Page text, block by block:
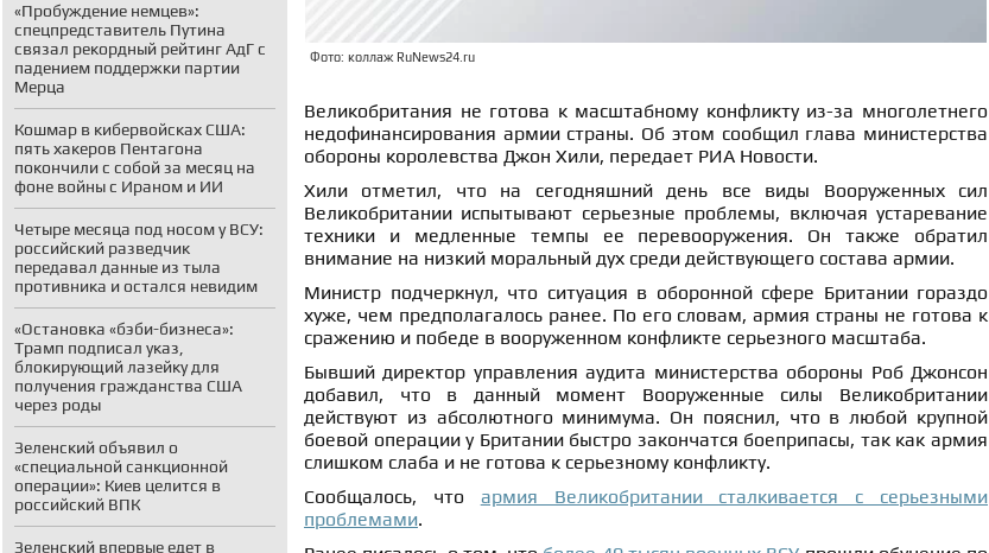
«Пробуждение немцев»:
спецпредставитель Путина
связал рекордный рейтинг АдГ с
падением поддержки партии
Мерца
Кошмар в кибервойсках США:
пять хакеров Пентагона
покончили с собой за месяц на
фоне войны с Ираном и ИИ
Четыре месяца под носом у ВСУ:
российский разведчик
передавал данные из тыла
противника и остался невидим
«Остановка «бэби-бизнеса»:
Трамп подписал указ,
блокирующий лазейку для
получения гражданства США
через роды
Зеленский объявил о
«специальной санкционной
операции»: Киев целится в
российский ВПК
Зеленский впервые едет в
Фото: коллаж RuNews24.ru
Великобритания не готова к масштабному конфликту из-за многолетнего
недофинансирования армии страны. Об этом сообщил глава министерства
обороны королевства Джон Хили, передает РИА Новости.
Хили отметил, что на сегодняшний день все виды Вооруженных сил
Великобритании испытывают серьезные проблемы, включая устаревание
техники и медленные темпы ее перевооружения. Он также обратил
внимание на низкий моральный дух среди действующего состава армии.
Министр подчеркнул, что ситуация в оборонной сфере Британии гораздо
хуже, чем предполагалось ранее. По его словам, армия страны не готова к
сражению и победе в вооруженном конфликте серьезного масштаба.
Бывший директор управления аудита министерства обороны Роб Джонсон
добавил, что в данный момент Вооруженные силы Великобритании
действуют из абсолютного минимума. Он пояснил, что в любой крупной
боевой операции у Британии быстро закончатся боеприпасы, так как армия
слишком слаба и не готова к серьезному конфликту.
Сообщалось, что армия Великобритании сталкивается с серьезными
проблемами.